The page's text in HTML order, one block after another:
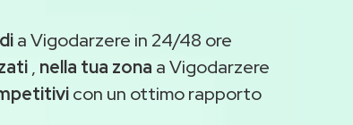
a Vigodarzere in 24/48 ore
, nella tua zona a Vigodarzere
con un ottimo rapporto